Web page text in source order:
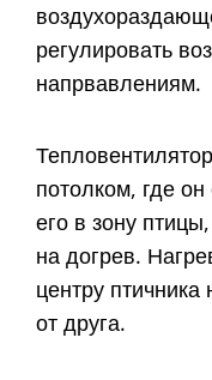
регулировать
напрвавлениям.
потолком, где
его в зону
на догрев.
центру
от друга.